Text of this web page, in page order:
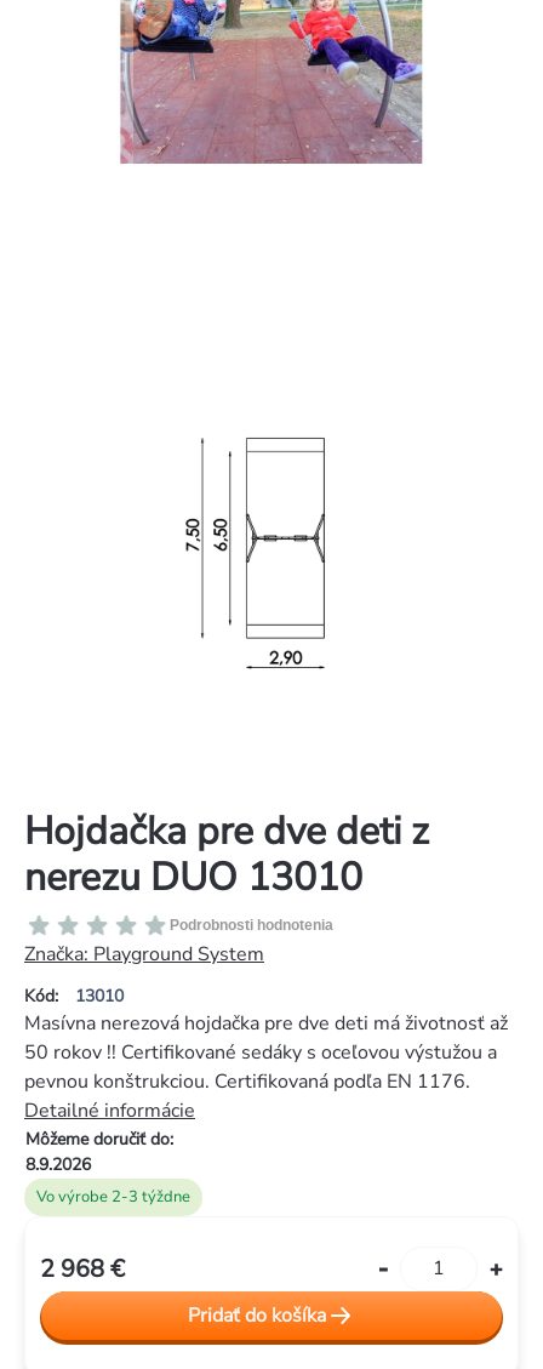
Hojdačka pre dve deti z
nerezu DUO 13010
Kód: 13010
Priemerné
hodnotenie
produktu
je
0,0
5
hviezdičiek.
Podrobnosti hodnotenia
Značka: Playground System
Vo výrobe 2-3 týždne
Môžeme doručiť do:
8.9.2026
Masívna nerezová hojdačka pre dve deti má životnosť až
50 rokov !! Certifikované sedáky s oceľovou výstužou a
pevnou konštrukciou. Certifikovaná podľa EN 1176.
Detailné informácie
2 968 €
cena:Pridať do košíka